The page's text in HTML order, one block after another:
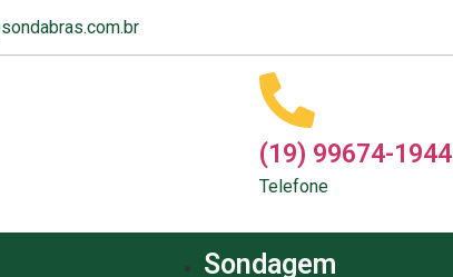
(19) 99674-1944
Telefone
Sondagem